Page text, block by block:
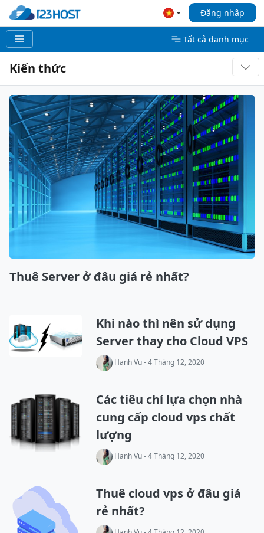
Đăng nhập
Tất cả danh mục
Kiến thức
Thuê Server ở đâu giá rẻ nhất?
Khi nào thì nên sử dụng
Server thay cho Cloud VPS
Hanh Vu - 4 Tháng 12, 2020
Các tiêu chí lựa chọn nhà
cung cấp cloud vps chất
lượng
Hanh Vu - 4 Tháng 12, 2020
Thuê cloud vps ở đâu giá
rẻ nhất?